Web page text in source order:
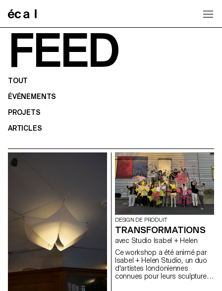
FEED
TOUT
ÉVÉNEMENTS
PROJETS
ARTICLES
DESIGN DE PRODUIT
TRANSFORMATIONS
avec Studio Isabel + Helen
Ce workshop a été animé par
Isabel + Helen Studio, un duo
d'artistes londoniennes
connues pour leurs sculptures